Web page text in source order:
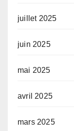
juillet 2025
juin 2025
mai 2025
avril 2025
mars 2025